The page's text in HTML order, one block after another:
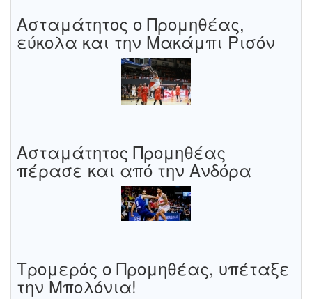
Ασταμάτητος ο Προμηθέας,
εύκολα και την Μακάμπι Ρισόν
Ασταμάτητος Προμηθέας
πέρασε και από την Ανδόρα
Τρομερός ο Προμηθέας, υπέταξε
την Μπολόνια!